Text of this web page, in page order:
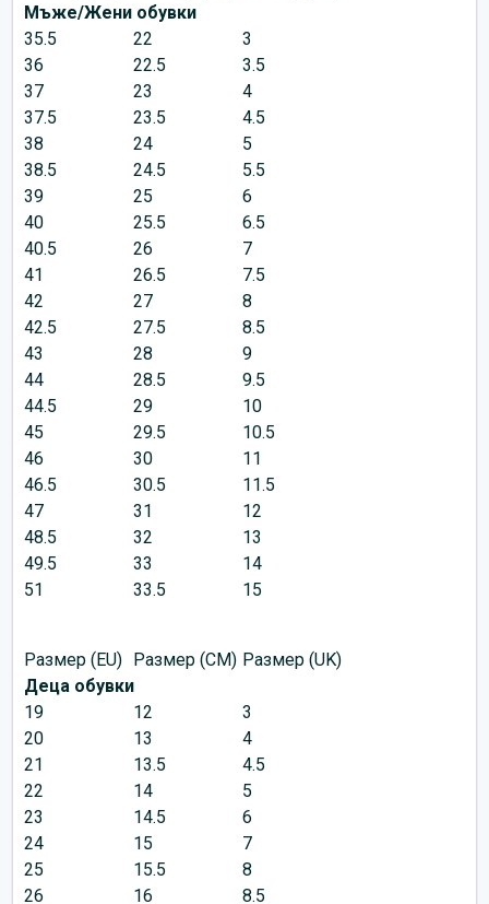
Мъже/Жени обувки
35.5
22
3
36
22.5
3.5
37
23
4
37.5
23.5
4.5
38
24
5
38.5
24.5
5.5
39
25
6
40
25.5
6.5
40.5
26
7
41
26.5
7.5
42
27
8
42.5
27.5
8.5
43
28
9
44
28.5
9.5
44.5
29
10
45
29.5
10.5
46
30
11
46.5
30.5
11.5
47
31
12
48.5
32
13
49.5
33
14
51
33.5 15
Размер (EU) Размер (CM) Размер (UK)
Деца обувки
19
12
3
20
13
4
21
13.5
4.5
22
14
5
23
14.5
6
24
15
7
25
15.5
8
26
16
8.5